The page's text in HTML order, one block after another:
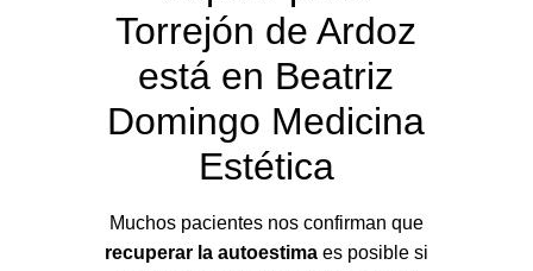
Torrejón de Ardoz
está en Beatriz
Domingo Medicina
Estética
Muchos pacientes nos confirman que
recuperar la autoestimaes posible si